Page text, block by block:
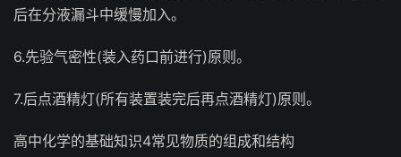
后在分液漏斗中缓慢加入。
6.先验气密性(装入药口前进行)原则。
7.后点酒精灯(所有装置装完后再点酒精灯)原则。
高中化学的基础知识4常见物质的组成和结构